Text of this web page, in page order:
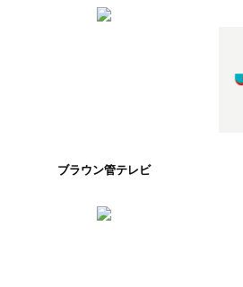
ブラウン管テレビ